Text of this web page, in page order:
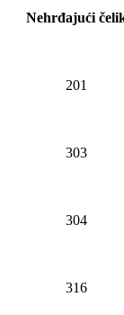
Nehrđajući
201
303
304
316